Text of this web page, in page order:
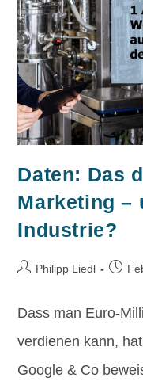
Daten: Das
Marketing –
Industrie?
Philipp Liedl
Dass man Euro-
verdienen kann,
Google & Co